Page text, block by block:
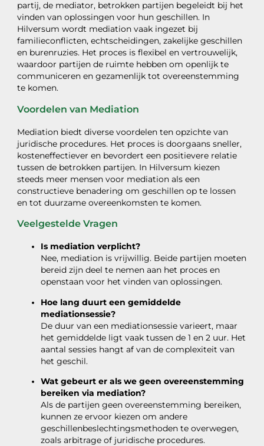
partij, de mediator, betrokken partijen begeleidt bij het
vinden van oplossingen voor hun geschillen. In
Hilversum wordt mediation vaak ingezet bij
familieconflicten, echtscheidingen, zakelijke geschillen
en burenruzies. Het proces is flexibel en vertrouwelijk,
waardoor partijen de ruimte hebben om openlijk te
communiceren en gezamenlijk tot overeenstemming
te komen.
Voordelen van Mediation
Mediation biedt diverse voordelen ten opzichte van
juridische procedures. Het proces is doorgaans sneller,
kosteneffectiever en bevordert een positievere relatie
tussen de betrokken partijen. In Hilversum kiezen
steeds meer mensen voor mediation als een
constructieve benadering om geschillen op te lossen
en tot duurzame overeenkomsten te komen.
Veelgestelde Vragen
Is mediation verplicht?
Nee, mediation is vrijwillig. Beide partijen moeten
bereid zijn deel te nemen aan het proces en
openstaan voor het vinden van oplossingen.
Hoe lang duurt een gemiddelde
mediationsessie?
De duur van een mediationsessie varieert, maar
het gemiddelde ligt vaak tussen de 1 en 2 uur. Het
aantal sessies hangt af van de complexiteit van
het geschil.
Wat gebeurt er als we geen overeenstemming
bereiken via mediation?
Als de partijen geen overeenstemming bereiken,
kunnen ze ervoor kiezen om andere
geschillenbeslechtingsmethoden te overwegen,
zoals arbitrage of juridische procedures.